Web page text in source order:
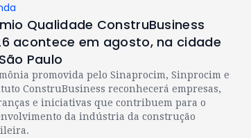
Qualidade ConstruBusiness
acontece em agosto, na cidade
Paulo
promovida pelo Sinaprocim, Sinprocim e
ConstruBusiness reconhecerá empresas,
e iniciativas que contribuem para o
da indústria da construção